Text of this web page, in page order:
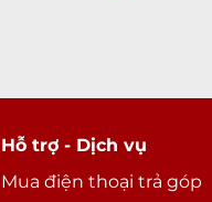
Hỗ trợ - Dịch vụ
Mua điện thoại trả góp